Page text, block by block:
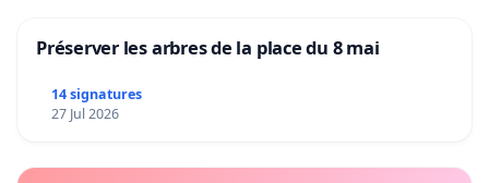
Préserver les arbres de la place du 8 mai
14 signatures
27 Jul 2026